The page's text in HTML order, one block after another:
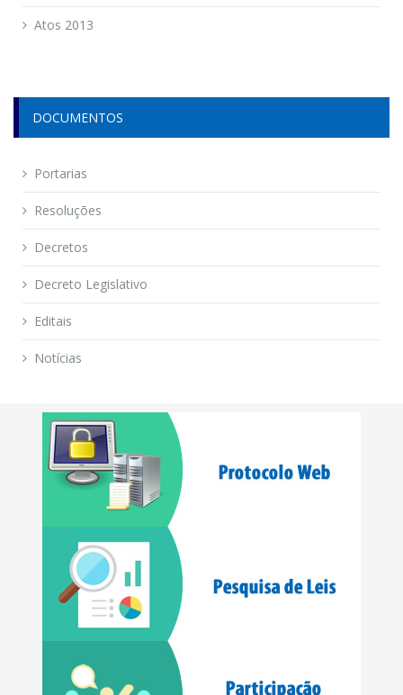
Atos 2013
DOCUMENTOS
Portarias
Resoluções
Decretos
Decreto Legislativo
Editais
Notícias